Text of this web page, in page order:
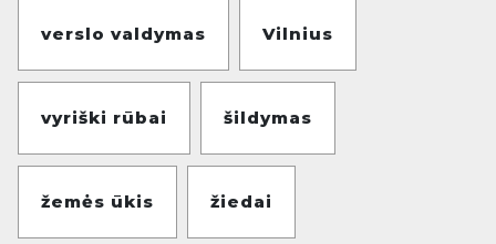
verslo valdymas Vilnius
vyriški rūbai šildymas
žemės ūkis žiedai